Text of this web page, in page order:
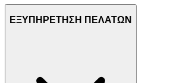
ΕΞΥΠΗΡΕΤΗΣΗ ΠΕΛΑΤΩΝ